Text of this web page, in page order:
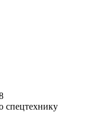
спецтехнику